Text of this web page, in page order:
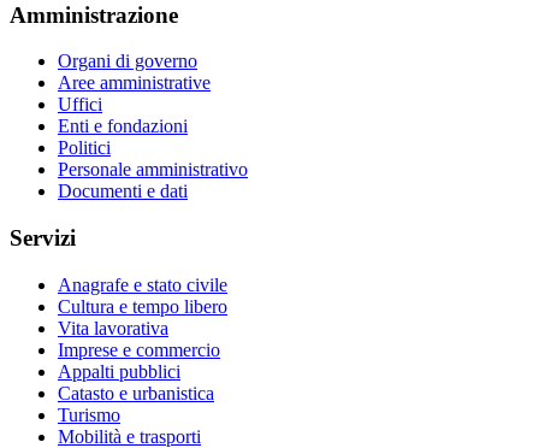
Amministrazione
Organi di governo
Aree amministrative
Uffici
Enti e fondazioni
Politici
Personale amministrativo
Documenti e dati
Servizi
Anagrafe e stato civile
Cultura e tempo libero
Vita lavorativa
Imprese e commercio
Appalti pubblici
Catasto e urbanistica
Turismo
Mobilità e trasporti